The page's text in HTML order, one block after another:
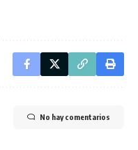
No hay comentarios